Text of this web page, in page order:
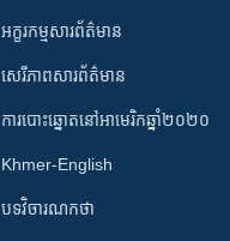
អក្ខរកម្មសារព័ត៌មាន
សេរីភាពសារព័ត៌មាន
ការបោះឆ្នោតនៅអាមេរិកឆ្នាំ២០២០
Khmer-English
បទវិចារណកថា